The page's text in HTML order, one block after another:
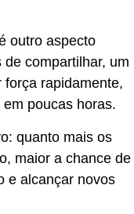
outro aspecto
compartilhar, um
rapidamente,
poucas horas.
quanto mais os
maior a chance de
e alcançar novos